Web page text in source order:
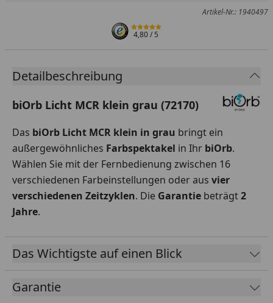
Artikel-Nr.: 1940497
4,80/ 5
Detailbeschreibung
biOrb Licht MCR klein grau (72170)
Das biOrb Licht MCR klein in grau bringt ein
außergewöhnliches Farbspektakel in Ihr biOrb.
Wählen Sie mit der Fernbedienung zwischen 16
verschiedenen Farbeinstellungen oder aus vier
verschiedenen Zeitzyklen. Die Garantie beträgt2
Jahre.
Das Wichtigste auf einen Blick
Garantie